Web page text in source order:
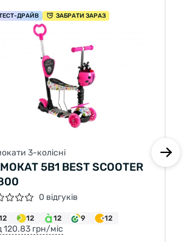
-ДРАЙВ ЗАБРАТИ ЗАРАЗ
3-колісні
5В1 BEST SCOOTER
0 відгуків
12 12 9 12
120.83 грн/міс